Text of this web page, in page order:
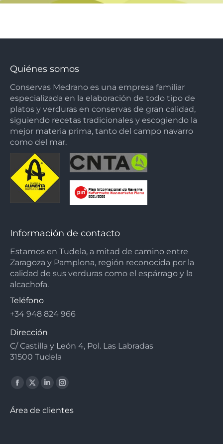
Quiénes somos
Conservas Medrano es una empresa familiar
especializada en la elaboración de todo tipo de
platos y verduras en conservas de gran calidad,
siguiendo recetas tradicionales y escogiendo la
mejor materia prima, tanto del campo navarro
como del mar.
Información de contacto
Estamos en Tudela, a mitad de camino entre
Zaragoza y Pamplona, región reconocida por la
calidad de sus verduras como el espárrago y la
alcachofa.
Teléfono
+34 948 824 966
Dirección
C/ Castilla y León 4, Pol. Las Labradas
31500 Tudela
Facebook
opens
X
opens
Linkedin
opens
Instagram
opens
Área de clientes